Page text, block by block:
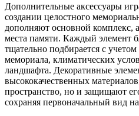
Дополнительные аксессуары
создании целостного
дополняют основной комплекс,
места памяти. Каждый элемент
тщательно подбирается с
мемориала, климатических
ландшафта. Декоративные
высококачественных
пространство, но и защищают
сохраняя первоначальный вид